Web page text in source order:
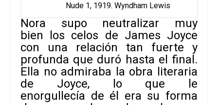
Nude 1, 1919. Wyndham Lewis
Nora supo neutralizar muy
bien los celos de James Joyce
con una relación tan fuerte y
profunda que duró hasta el final.
Ella no admiraba la obra literaria
de Joyce, lo que le
enorgullecía de él era su forma